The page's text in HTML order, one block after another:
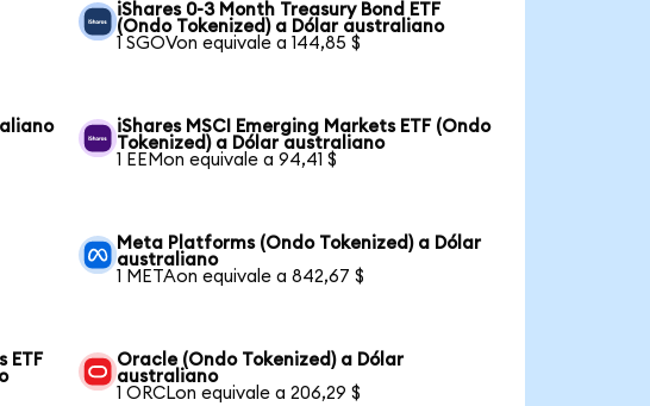
iShares 0-3 Month Treasury Bond ETF
(Ondo Tokenized) a Dólar australiano
1 SGOVon equivale a 144,85 $
iShares MSCI Emerging Markets ETF (Ondo
Tokenized) a Dólar australiano
1 EEMon equivale a 94,41 $
Meta Platforms (Ondo Tokenized) a Dólar
australiano
1 METAon equivale a 842,67 $
ETF
Oracle (Ondo Tokenized) a Dólar
australiano
1 ORCLon equivale a 206,29 $